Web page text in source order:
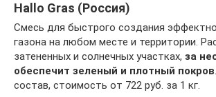
Hallo Gras (Россия)
Смесь для быстрого создания
газона на любом месте и территории.
затененных и солнечных участках, за
обеспечит зеленый и плотный покров
состав, стоимость от 722 руб. за 1 кг.